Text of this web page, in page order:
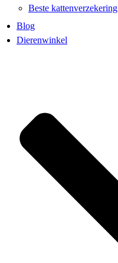
Beste kattenverzekering
Blog
Dierenwinkel